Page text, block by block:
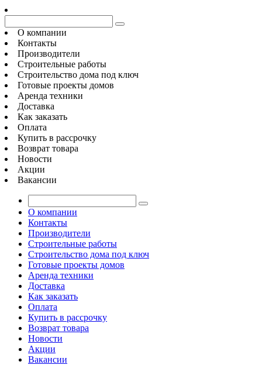
О компании
Контакты
Производители
Строительные работы
Строительство дома под ключ
Готовые проекты домов
Аренда техники
Доставка
Как заказать
Оплата
Купить в рассрочку
Возврат товара
Новости
Акции
Вакансии
О компании
Контакты
Производители
Строительные работы
Строительство дома под ключ
Готовые проекты домов
Аренда техники
Доставка
Как заказать
Оплата
Купить в рассрочку
Возврат товара
Новости
Акции
Вакансии